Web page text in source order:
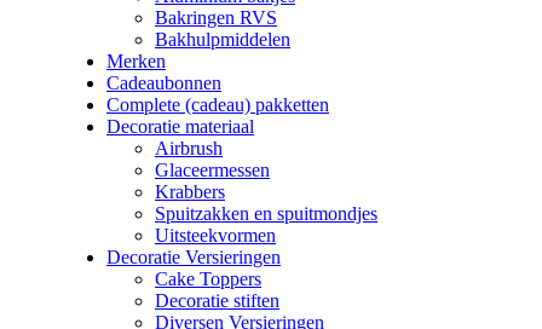
Bakringen RVS
Bakhulpmiddelen
Merken
Cadeaubonnen
Complete (cadeau) pakketten
Decoratie materiaal
Airbrush
Glaceermessen
Krabbers
Spuitzakken en spuitmondjes
Uitsteekvormen
Decoratie Versieringen
Cake Toppers
Decoratie stiften
Diversen Versieringen